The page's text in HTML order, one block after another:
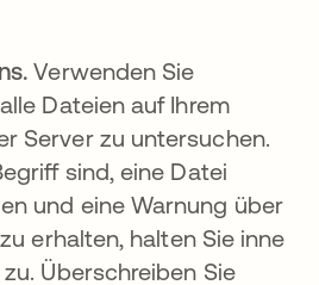
Verwenden Sie
Dateien auf Ihrem
Server zu untersuchen.
sind, eine Datei
und eine Warnung über
erhalten, halten Sie inne
Überschreiben Sie